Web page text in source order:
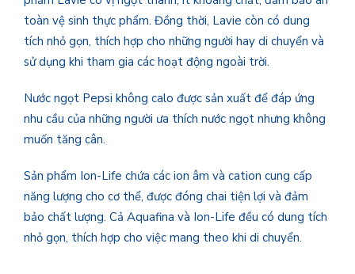
toàn vệ sinh thực phẩm. Đồng thời, Lavie còn có dung
tích nhỏ gọn, thích hợp cho những người hay di chuyển và
sử dụng khi tham gia các hoạt động ngoài trời.
Nước ngọt Pepsi không calo được sản xuất để đáp ứng
nhu cầu của những người ưa thích nước ngọt nhưng không
muốn tăng cân.
Sản phẩm Ion-Life chứa các ion âm và cation cung cấp
năng lượng cho cơ thể, được đóng chai tiện lợi và đảm
bảo chất lượng. Cả Aquafina và Ion-Life đều có dung tích
nhỏ gọn, thích hợp cho việc mang theo khi di chuyển.